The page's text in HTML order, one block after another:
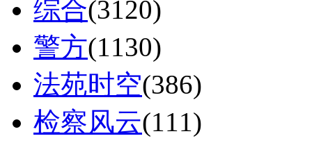
综合(3120)
警方(1130)
法苑时空(386)
检察风云(111)